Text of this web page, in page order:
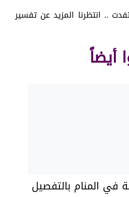
.. انتظرنا المزيد عن تفسير
أيضاً
في المنام بالتفصيل